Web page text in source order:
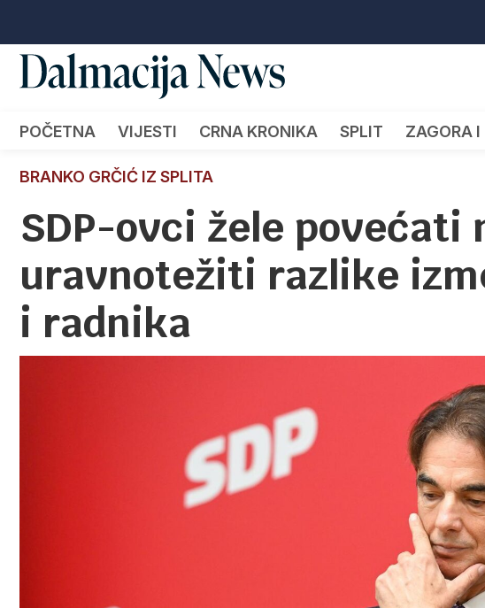
POČETNA VIJESTI CRNA KRONIKA SPLIT ZAGORA I
BRANKO GRČIĆ IZ SPLITA
SDP-ovci žele
uravnotežiti razlike
i radnika